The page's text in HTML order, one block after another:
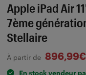
Apple iPad Air
7ème
Stellaire
À partir de 896,99€
En stock vendeur